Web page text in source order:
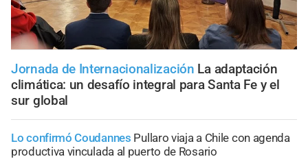
Jornada de Internacionalización La adaptación
climática: un desafío integral para Santa Fe y el
sur global
Lo confirmó Coudannes Pullaro viaja a Chile con agenda
productiva vinculada al puerto de Rosario